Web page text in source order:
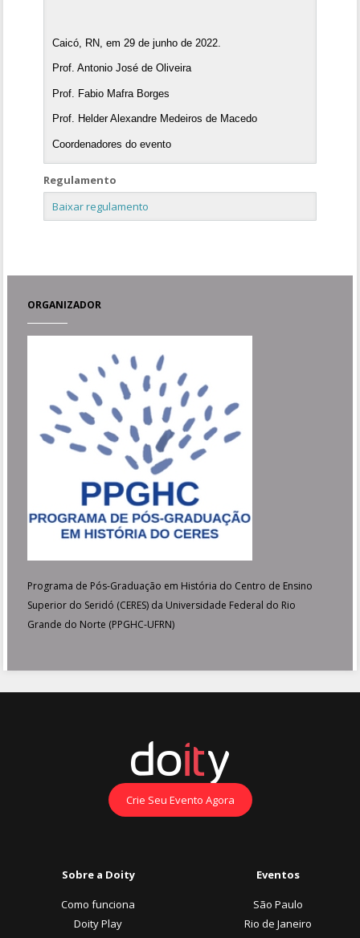
Caicó, RN, em 29 de junho de 2022.
Prof. Antonio José de Oliveira
Prof. Fabio Mafra Borges
Prof. Helder Alexandre Medeiros de Macedo
Coordenadores do evento
Regulamento
Baixar regulamento
ORGANIZADOR
Programa de Pós-Graduação em História do Centro de Ensino
Superior do Seridó (CERES) da Universidade Federal do Rio
Grande do Norte (PPGHC-UFRN)
Crie Seu Evento Agora
Sobre a Doity
Como funciona
Doity Play
Eventos
São Paulo
Rio de Janeiro